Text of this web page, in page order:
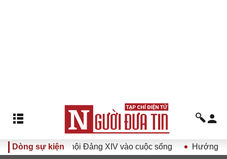
Dòng sự kiện
quyết Đại hội Đảng XIV vào cuộc sống Hướng tới Đại